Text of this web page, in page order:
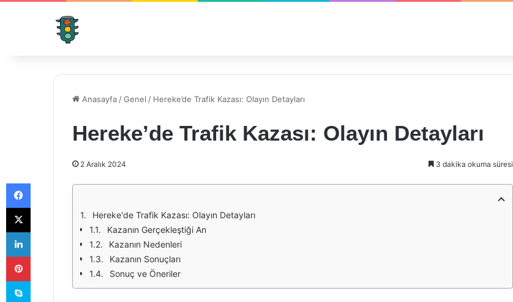
Anasayfa /Genel / Hereke’de Trafik Kazası: Olayın Detayları
Hereke’de Trafik Kazası: Olayın Detayları
2 Aralık 2024 3 dakika okuma süresi
Hereke'de Trafik Kazası: Olayın Detayları
Kazanın Gerçekleştiği An
Kazanın Nedenleri
Kazanın Sonuçları
Sonuç ve Öneriler
Facebook
X
LinkedIn
Pinterest
Skype